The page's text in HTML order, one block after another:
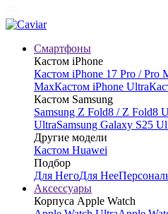
Смартфоны
Кастом iPhone
Кастом iPhone 17 Pro / Pro
MaxКастом iPhone Ultra
Кастом Samsung
Samsung Z Fold8 / Z Fold8
UltraSamsung Galaxy S25
Другие модели
Кастом Huawei
Подбор
Для НегоДля Нее
Аксессуары
Корпуса Apple Watch